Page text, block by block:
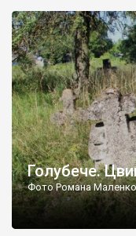
бруньками, кози ті
делікатес. На
різноманітних форм
Голубече.
Фото Романа